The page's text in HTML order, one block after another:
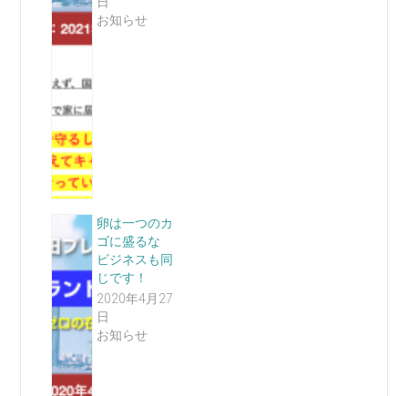
お知らせ
卵は一つのカ
ゴに盛るな
ビジネスも同
じです！
2020年4月27
日
お知らせ